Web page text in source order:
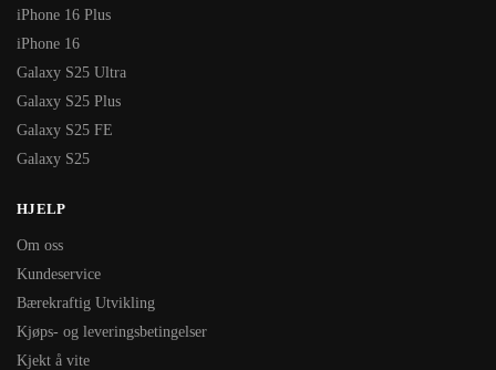
iPhone 16 Plus
iPhone 16
Galaxy S25 Ultra
Galaxy S25 Plus
Galaxy S25 FE
Galaxy S25
HJELP
Om oss
Kundeservice
Bærekraftig Utvikling
Kjøps- og leveringsbetingelser
Kjekt å vite